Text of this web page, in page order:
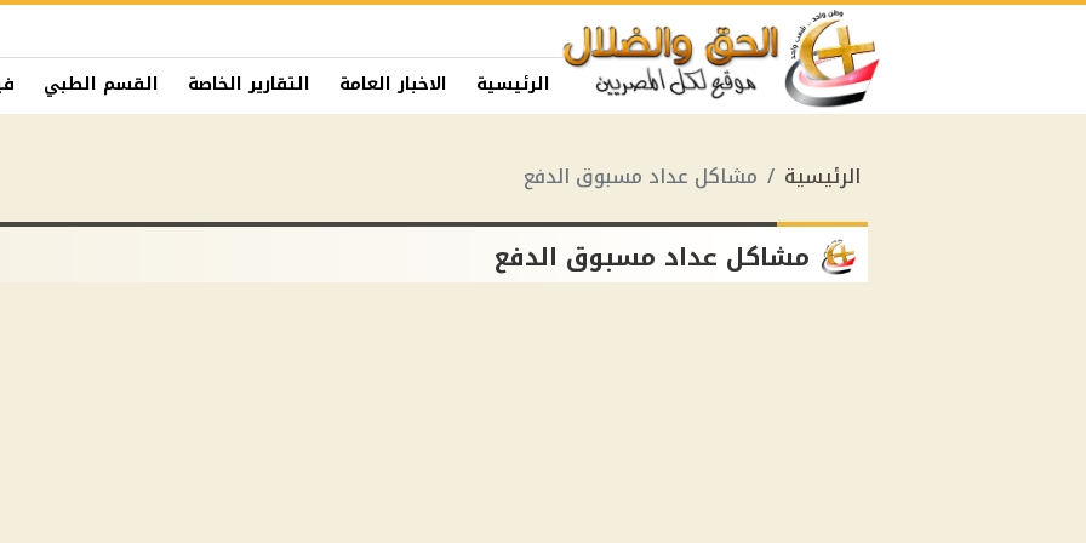
الرئيسية الاخبار العامة التقارير الخاصة القسم الطبي
الرئيسية مشاكل عداد مسبوق الدفع
مشاكل عداد مسبوق الدفع